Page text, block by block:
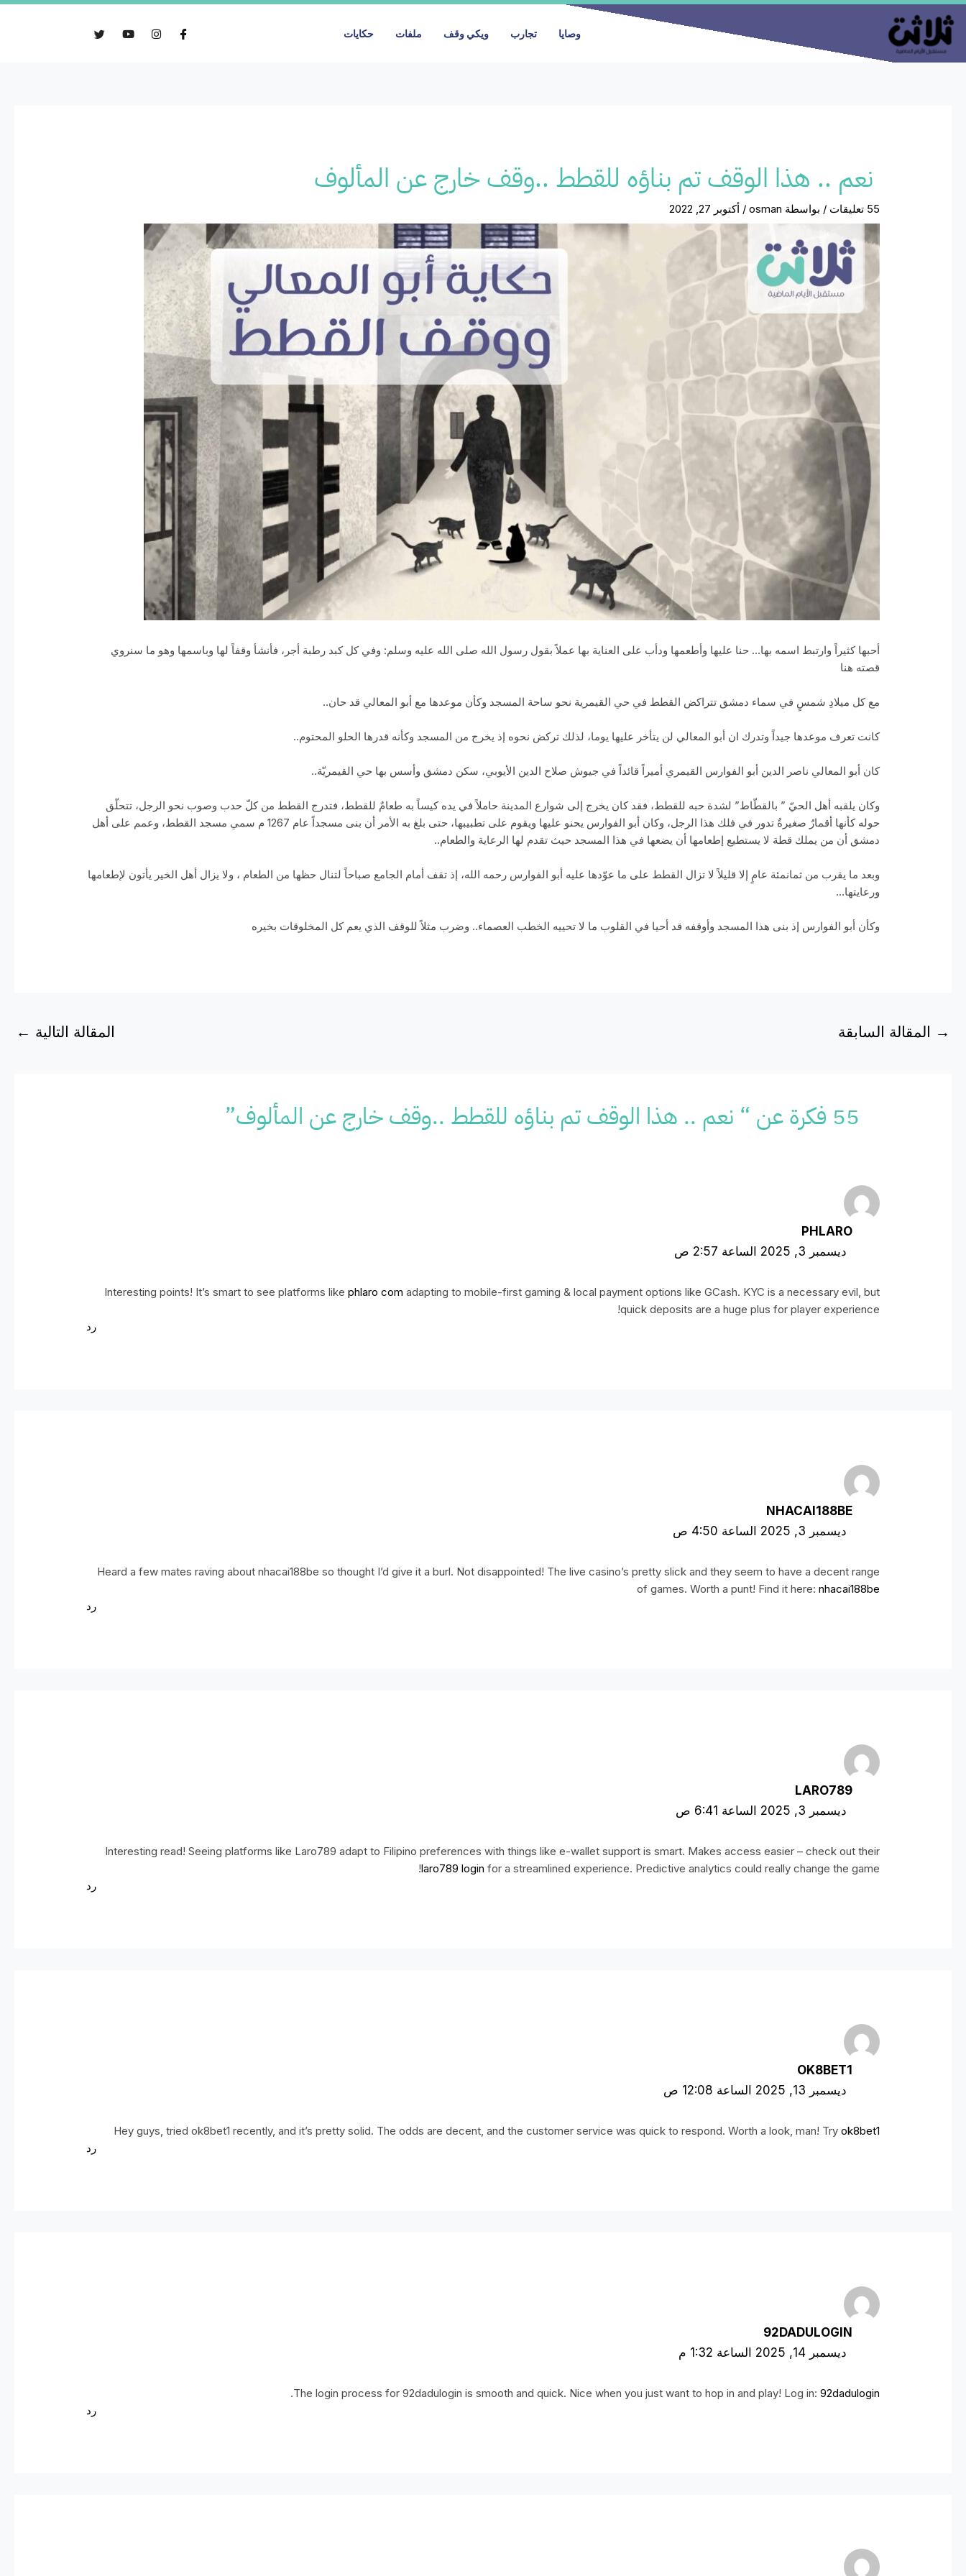
تخطي
إلى
المحتوى
وصايا تجارب ويكي وقف ملفات حكايات
نعم .. هذا الوقف تم بناؤه للقطط ..وقف خارج عن المألوف
55 تعليقات / بواسطة osman
/ أكتوبر 27, 2022
أحبها كثيراً وارتبط اسمه بها… حنا عليها وأطعمها ودأب على العناية بها عملاً بقول رسول الله صلى الله عليه وسلم: وفي كل كبد رطبة أجر، فأنشأ وقفاً لها وباسمها وهو ما سنروي
قصته هنا
مع كل ميلادِ شمسٍ في سماء دمشق تتراكض القطط في حي القيمرية نحو ساحة المسجد وكأن موعدها مع أبو المعالي قد حان..
كانت تعرف موعدها جيداً وتدرك ان أبو المعالي لن يتأخر عليها يوما، لذلك تركض نحوه إذ يخرج من المسجد وكأنه قدرها الحلو المحتوم..
كان أبو المعالي ناصر الدين أبو الفوارس القيمري أميراً قائداً في جيوش صلاح الدين الأيوبي، سكن دمشق وأسس بها حي القيمريّة..
وكان يلقبه أهل الحيّ ” بالقطّاط” لشدة حبه للقطط، فقد كان يخرج إلى شوارع المدينة حاملاً في يده كيساً به طعامٌ للقطط، فتدرج القطط من كلّ حدب وصوب نحو الرجل، تتحلّق
حوله كأنها أقمارٌ صغيرةٌ تدور في فلك هذا الرجل، وكان أبو الفوارس يحنو عليها ويقوم على تطبيبها، حتى بلغ به الأمر أن بنى مسجداً عام 1267 م سمي مسجد القطط، وعمم على أهل
دمشق أن من يملك قطة لا يستطيع إطعامها أن يضعها في هذا المسجد حيث تقدم لها الرعاية والطعام..
وبعد ما يقرب من ثمانمئة عامٍ إلا قليلاً لا تزال القطط على ما عوّدها عليه أبو الفوارس رحمه الله، إذ تقف أمام الجامع صباحاً لتنال حظها من الطعام ، ولا يزال أهل الخير يأتون لإطعامها
ورعايتها…
وكأن أبو الفوارس إذ بنى هذا المسجد وأوقفه قد أحيا في القلوب ما لا تحييه الخطب العصماء.. وضرب مثلاً للوقف الذي يعم كل المخلوقات بخيره
→ المقالة السابقة المقالة التالية ←
55 فكرة عن “ نعم .. هذا الوقف تم بناؤه للقطط ..وقف خارج عن المألوف”
PHLARO
ديسمبر 3, 2025 الساعة 2:57 ص
Interesting points! It’s smart to see platforms like phlaro com adapting to mobile-first gaming & local payment options like GCash. KYC is a necessary evil, but
quick deposits are a huge plus for player experience!
رد
NHACAI188BE
ديسمبر 3, 2025 الساعة 4:50 ص
Heard a few mates raving about nhacai188be so thought I’d give it a burl. Not disappointed! The live casino’s pretty slick and they seem to have a decent range
of games. Worth a punt! Find it here: nhacai188be
رد
LARO789
ديسمبر 3, 2025 الساعة 6:41 ص
Interesting read! Seeing platforms like Laro789 adapt to Filipino preferences with things like e-wallet support is smart. Makes access easier – check out their
laro789 login for a streamlined experience. Predictive analytics could really change the game!
رد
OK8BET1
ديسمبر 13, 2025 الساعة 12:08 ص
Hey guys, tried ok8bet1 recently, and it’s pretty solid. The odds are decent, and the customer service was quick to respond. Worth a look, man! Try ok8bet1
رد
92DADULOGIN
ديسمبر 14, 2025 الساعة 1:32 م
The login process for 92dadulogin is smooth and quick. Nice when you just want to hop in and play! Log in: 92dadulogin
.
رد